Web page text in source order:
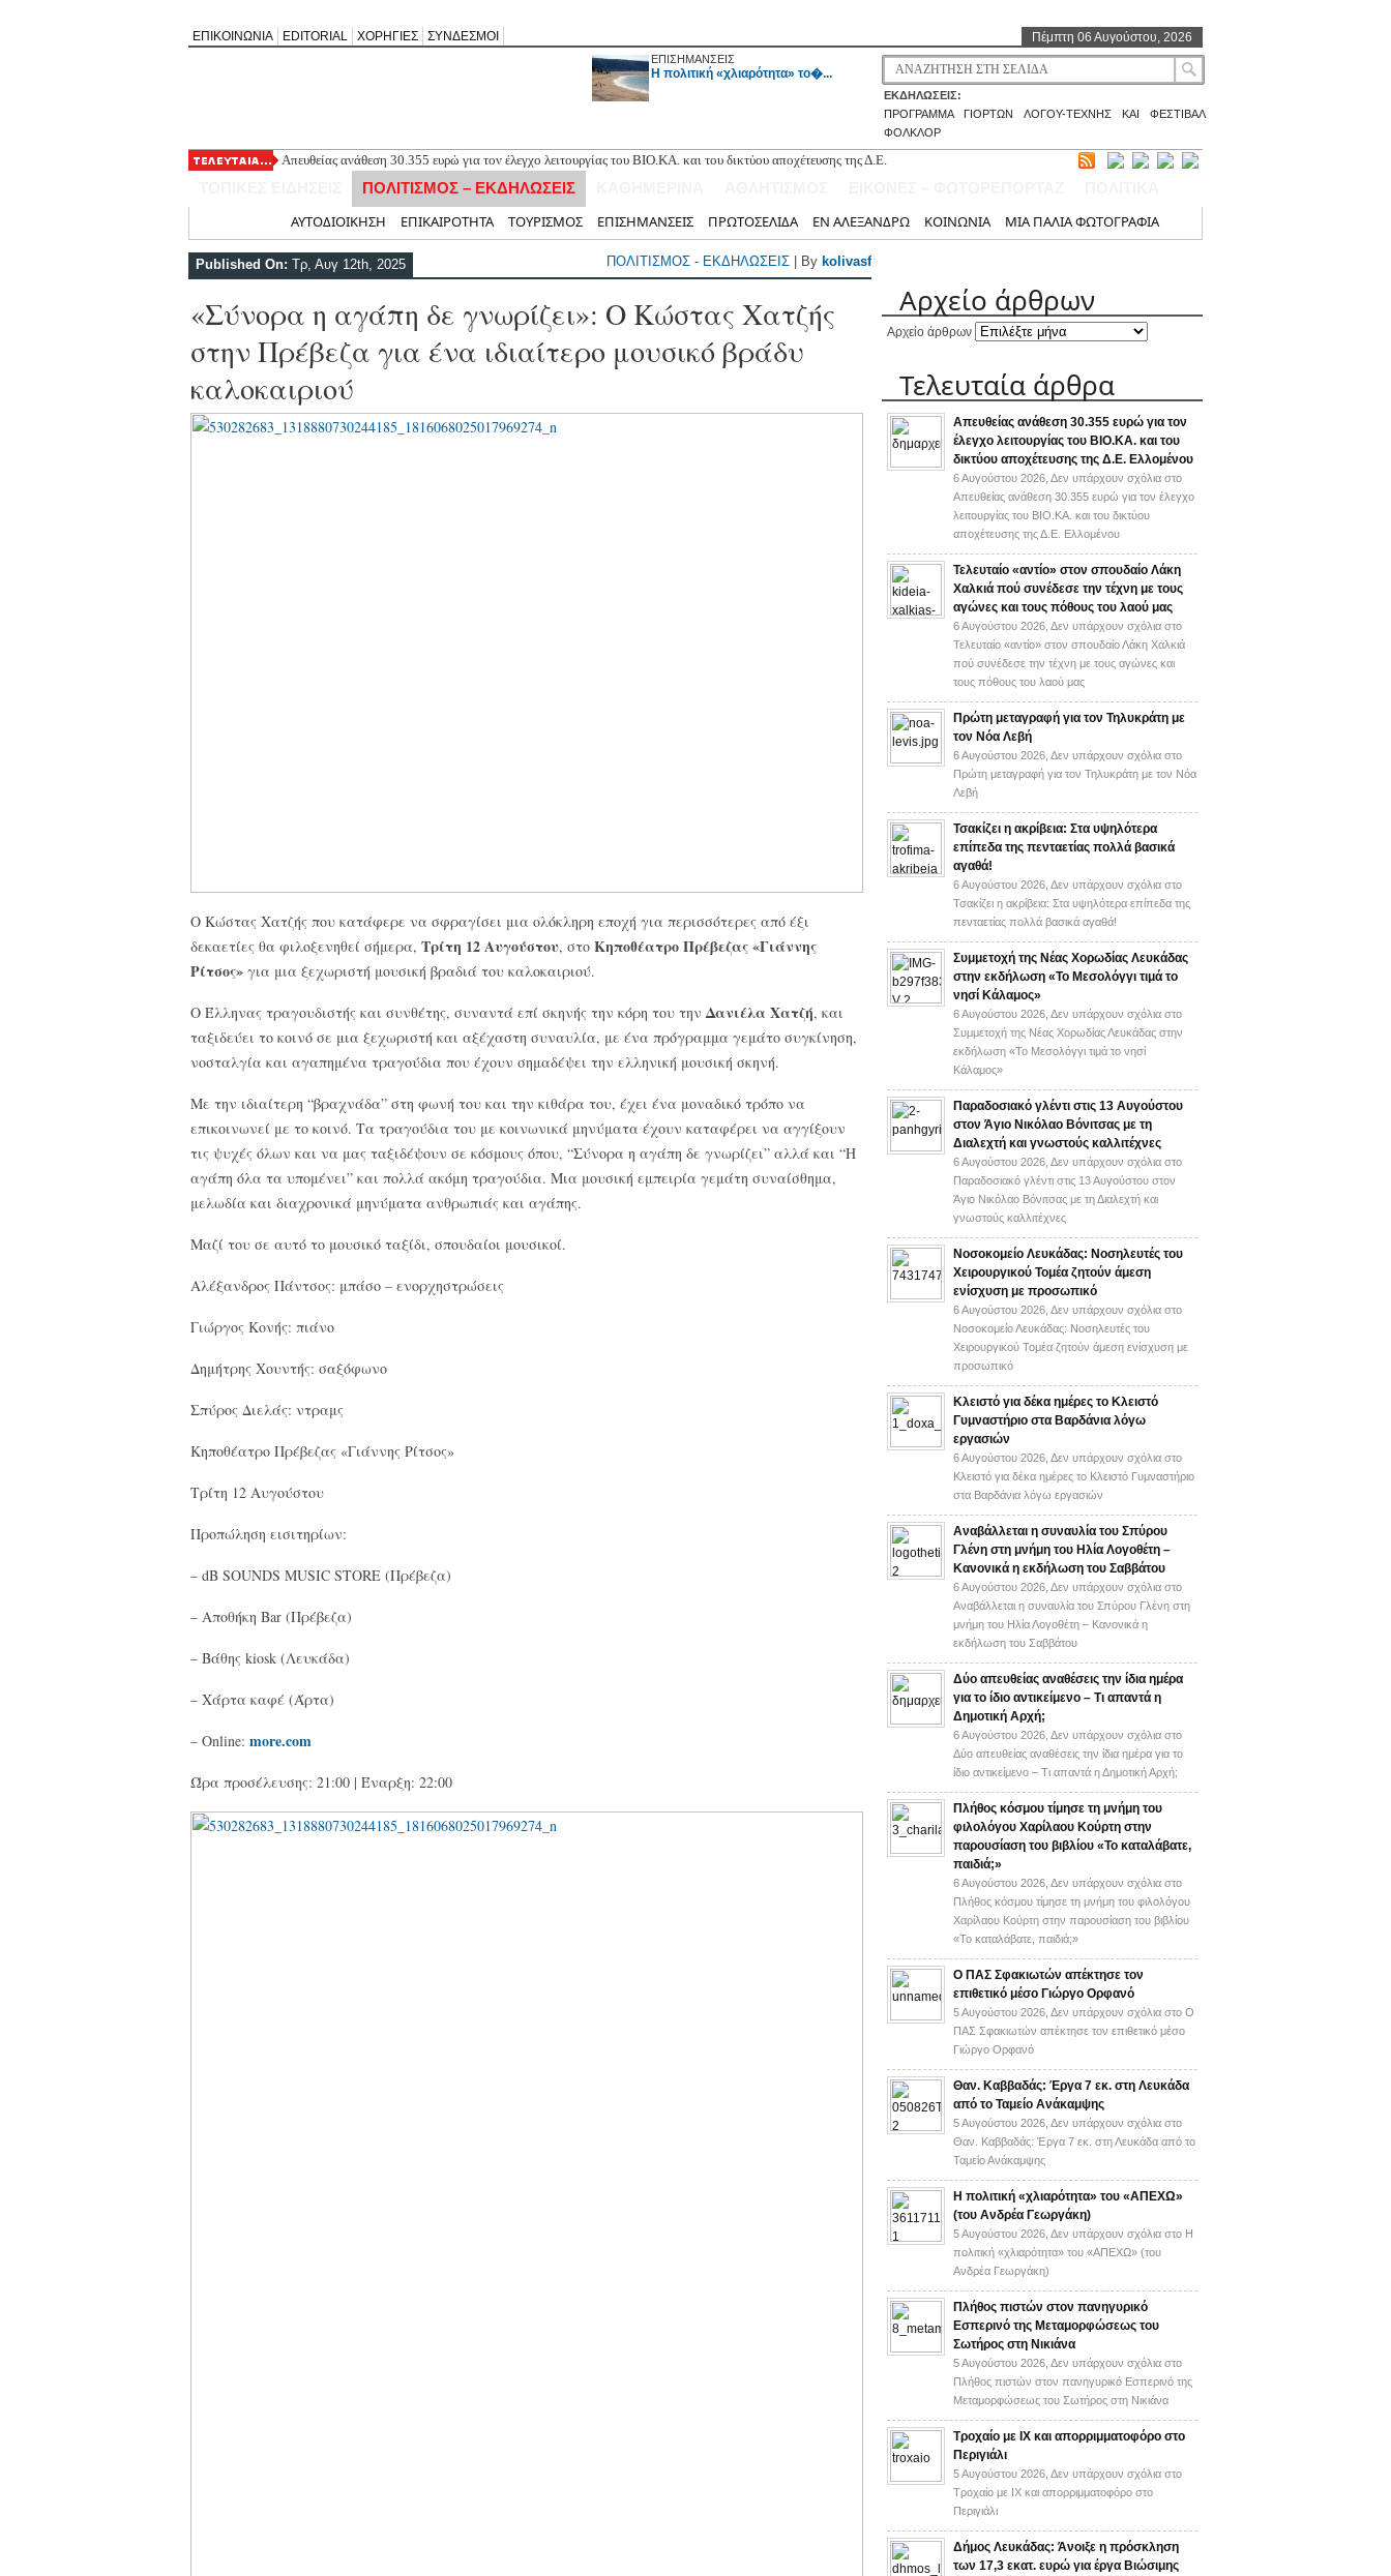
ΕΠΙΚΟΙΝΩΝΙΑ EDITORIAL ΧΟΡΗΓΙΕΣ ΣΥΝΔΕΣΜΟΙ Πέμπτη 06 Αυγούστου, 2026
ΕΠΙΣΗΜΑΝΣΕΙΣ
H πολιτική «χλιαρότητα» το�...
ΕΚΔΗΛΩΣΕΙΣ:
ΠΡΟΓΡΑΜΜΑ ΓΙΟΡΤΩΝ ΛΟΓΟΥ-ΤΕΧΝΗΣ ΚΑΙ ΦΕΣΤΙΒΑΛ
ΦΟΛΚΛΟΡ
Απευθείας ανάθεση 30.355 ευρώ για τον έλεγχο λειτουργίας του ΒΙΟ.ΚΑ. και του δικτύου αποχέτευσης της Δ.Ε.
Τελευταίο «αντίο» στον σπουδαίο Λάκη Χαλκιά πού συνέδεσε την τέχνη με τους αγώνες και τους πόθους του
λαού μας
Τσακίζει η ακρίβεια: Στα υψηλότερα επίπεδα της πενταετίας πολλά βασικά αγαθά!
Συμμετοχή της Νέας Χορωδίας Λευκάδας στην εκδήλωση «Το Μεσολόγγι τιμά το νησί Κάλαμος»
ΠΟΛΙΤΙΣΜΟΣ – ΕΚΔΗΛΩΣΕΙΣ
ΑΥΤΟΔΙΟΙΚΗΣΗ ΕΠΙΚΑΙΡΟΤΗΤΑ ΤΟΥΡΙΣΜΟΣ ΕΠΙΣΗΜΑΝΣΕΙΣ ΠΡΩΤΟΣΕΛΙΔΑ ΕΝ ΑΛΕΞΑΝΔΡΩ ΚΟΙΝΩΝΙΑ ΜΙΑ ΠΑΛΙΑ ΦΩΤΟΓΡΑΦΙΑ
Published On: Τρ, Αυγ 12th, 2025 ΠΟΛΙΤΙΣΜΟΣ - ΕΚΔΗΛΩΣΕΙΣ | By kolivasf
«Σύνορα η αγάπη δε γνωρίζει»: Ο Κώστας Χατζής
στην Πρέβεζα για ένα ιδιαίτερο μουσικό βράδυ
καλοκαιριού
Ο Κώστας Χατζής που κατάφερε να σφραγίσει μια ολόκληρη εποχή για περισσότερες από έξι
δεκαετίες θα φιλοξενηθεί σήμερα, Τρίτη 12 Αυγούστου, στο Κηποθέατρο Πρέβεζας «Γιάννης
Ρίτσος» για μια ξεχωριστή μουσική βραδιά του καλοκαιριού.
Ο Έλληνας τραγουδιστής και συνθέτης, συναντά επί σκηνής την κόρη του τηνΔανιέλα Χατζή, και
ταξιδεύει το κοινό σε μια ξεχωριστή και αξέχαστη συναυλία, με ένα πρόγραμμα γεμάτο συγκίνηση,
νοσταλγία και αγαπημένα τραγούδια που έχουν σημαδέψει την ελληνική μουσική σκηνή.
Με την ιδιαίτερη “βραχνάδα” στη φωνή του και την κιθάρα του, έχει ένα μοναδικό τρόπο να
επικοινωνεί με το κοινό. Τα τραγούδια του με κοινωνικά μηνύματα έχουν καταφέρει να αγγίξουν
τις ψυχές όλων και να μας ταξιδέψουν σε κόσμους όπου, “Σύνορα η αγάπη δε γνωρίζει” αλλά και “Η
αγάπη όλα τα υπομένει” και πολλά ακόμη τραγούδια. Μια μουσική εμπειρία γεμάτη συναίσθημα,
μελωδία και διαχρονικά μηνύματα ανθρωπιάς και αγάπης.
Μαζί του σε αυτό το μουσικό ταξίδι, σπουδαίοι μουσικοί.
Αλέξανδρος Πάντσος: μπάσο – ενορχηστρώσεις
Γιώργος Κονής: πιάνο
Δημήτρης Χουντής: σαξόφωνο
Σπύρος Διελάς: ντραμς
Κηποθέατρο Πρέβεζας «Γιάννης Ρίτσος»
Τρίτη 12 Αυγούστου
Προπώληση εισιτηρίων:
– dB SOUNDS MUSIC STORE (Πρέβεζα)
– Αποθήκη Bar (Πρέβεζα)
– Βάθης kiosk (Λευκάδα)
– Χάρτα καφέ (Άρτα)
– Online: more.com
Ώρα προσέλευσης: 21:00 | Έναρξη: 22:00
Αρχείο άρθρων
Αρχείο άρθρων
Τελευταία άρθρα
Απευθείας ανάθεση 30.355 ευρώ για τον
έλεγχο λειτουργίας του ΒΙΟ.ΚΑ. και του
δικτύου αποχέτευσης της Δ.Ε. Ελλομένου
6 Αυγούστου 2026, Δεν υπάρχουν σχόλια στο
Απευθείας ανάθεση 30.355 ευρώ για τον έλεγχο
λειτουργίας του ΒΙΟ.ΚΑ. και του δικτύου
αποχέτευσης της Δ.Ε. Ελλομένου
Τελευταίο «αντίο» στον σπουδαίο Λάκη
Χαλκιά πού συνέδεσε την τέχνη με τους
αγώνες και τους πόθους του λαού μας
6 Αυγούστου 2026, Δεν υπάρχουν σχόλια στο
Τελευταίο «αντίο» στον σπουδαίο Λάκη Χαλκιά
πού συνέδεσε την τέχνη με τους αγώνες και
τους πόθους του λαού μας
Πρώτη μεταγραφή για τον Τηλυκράτη με
τον Νόα Λεβή
6 Αυγούστου 2026, Δεν υπάρχουν σχόλια στο
Πρώτη μεταγραφή για τον Τηλυκράτη με τον Νόα
Λεβή
Τσακίζει η ακρίβεια: Στα υψηλότερα
επίπεδα της πενταετίας πολλά βασικά
αγαθά!
6 Αυγούστου 2026, Δεν υπάρχουν σχόλια στο
Τσακίζει η ακρίβεια: Στα υψηλότερα επίπεδα της
πενταετίας πολλά βασικά αγαθά!
Συμμετοχή της Νέας Χορωδίας Λευκάδας
στην εκδήλωση «Το Μεσολόγγι τιμά το
νησί Κάλαμος»
6 Αυγούστου 2026, Δεν υπάρχουν σχόλια στο
Συμμετοχή της Νέας Χορωδίας Λευκάδας στην
εκδήλωση «Το Μεσολόγγι τιμά το νησί
Κάλαμος»
Παραδοσιακό γλέντι στις 13 Αυγούστου
στον Άγιο Νικόλαο Βόνιτσας με τη
Διαλεχτή και γνωστούς καλλιτέχνες
6 Αυγούστου 2026, Δεν υπάρχουν σχόλια στο
Παραδοσιακό γλέντι στις 13 Αυγούστου στον
Άγιο Νικόλαο Βόνιτσας με τη Διαλεχτή και
γνωστούς καλλιτέχνες
Νοσοκομείο Λευκάδας: Νοσηλευτές του
Χειρουργικού Τομέα ζητούν άμεση
ενίσχυση με προσωπικό
6 Αυγούστου 2026, Δεν υπάρχουν σχόλια στο
Νοσοκομείο Λευκάδας: Νοσηλευτές του
Χειρουργικού Τομέα ζητούν άμεση ενίσχυση με
προσωπικό
Κλειστό για δέκα ημέρες το Κλειστό
Γυμναστήριο στα Βαρδάνια λόγω
εργασιών
6 Αυγούστου 2026, Δεν υπάρχουν σχόλια στο
Κλειστό για δέκα ημέρες το Κλειστό Γυμναστήριο
στα Βαρδάνια λόγω εργασιών
Αναβάλλεται η συναυλία του Σπύρου
Γλένη στη μνήμη του Ηλία Λογοθέτη –
Κανονικά η εκδήλωση του Σαββάτου
6 Αυγούστου 2026, Δεν υπάρχουν σχόλια στο
Αναβάλλεται η συναυλία του Σπύρου Γλένη στη
μνήμη του Ηλία Λογοθέτη – Κανονικά η
εκδήλωση του Σαββάτου
Δύο απευθείας αναθέσεις την ίδια ημέρα
για το ίδιο αντικείμενο – Τι απαντά η
Δημοτική Αρχή;
6 Αυγούστου 2026, Δεν υπάρχουν σχόλια στο
Δύο απευθείας αναθέσεις την ίδια ημέρα για το
ίδιο αντικείμενο – Τι απαντά η Δημοτική Αρχή;
Πλήθος κόσμου τίμησε τη μνήμη του
φιλολόγου Χαρίλαου Κούρτη στην
παρουσίαση του βιβλίου «Το καταλάβατε,
παιδιά;»
6 Αυγούστου 2026, Δεν υπάρχουν σχόλια στο
Πλήθος κόσμου τίμησε τη μνήμη του φιλολόγου
Χαρίλαου Κούρτη στην παρουσίαση του βιβλίου
«Το καταλάβατε, παιδιά;»
Ο ΠΑΣ Σφακιωτών απέκτησε τον
επιθετικό μέσο Γιώργο Ορφανό
5 Αυγούστου 2026, Δεν υπάρχουν σχόλια στο Ο
ΠΑΣ Σφακιωτών απέκτησε τον επιθετικό μέσο
Γιώργο Ορφανό
Θαν. Καββαδάς: Έργα 7 εκ. στη Λευκάδα
από το Ταμείο Ανάκαμψης
5 Αυγούστου 2026, Δεν υπάρχουν σχόλια στο
Θαν. Καββαδάς: Έργα 7 εκ. στη Λευκάδα από το
Ταμείο Ανάκαμψης
H πολιτική «χλιαρότητα» του «AΠΕΧΩ»
(του Ανδρέα Γεωργάκη)
5 Αυγούστου 2026, Δεν υπάρχουν σχόλια στο H
πολιτική «χλιαρότητα» του «AΠΕΧΩ» (του
Ανδρέα Γεωργάκη)
Πλήθος πιστών στον πανηγυρικό
Εσπερινό της Μεταμορφώσεως του
Σωτήρος στη Νικιάνα
5 Αυγούστου 2026, Δεν υπάρχουν σχόλια στο
Πλήθος πιστών στον πανηγυρικό Εσπερινό της
Μεταμορφώσεως του Σωτήρος στη Νικιάνα
Τροχαίο με ΙΧ και απορριμματοφόρο στο
Περιγιάλι
5 Αυγούστου 2026, Δεν υπάρχουν σχόλια στο
Τροχαίο με ΙΧ και απορριμματοφόρο στο
Περιγιάλι
Δήμος Λευκάδας: Άνοιξε η πρόσκληση
των 17,3 εκατ. ευρώ για έργα Βιώσιμης